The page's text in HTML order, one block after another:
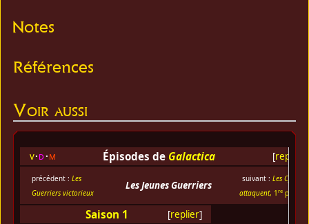
Notes
Références
Voir aussi
[replier
v d m Épisodes de Galactica
précédent : Les
Guerriers victorieux
Les Jeunes Guerriers
suivant : Les Cylons
attaquent, 1 repartie
[replier]
Saison 1